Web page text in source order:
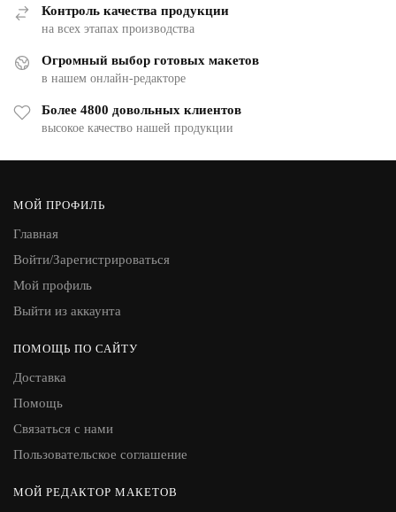
Контроль качества продукции
на всех этапах производства
Огромный выбор готовых макетов
в нашем онлайн-редакторе
Более 4800 довольных клиентов
высокое качество нашей продукции
МОЙ ПРОФИЛЬ
Главная
Войти/Зарегистрироваться
Мой профиль
Выйти из аккаунта
ПОМОЩЬ ПО САЙТУ
Доставка
Помощь
Связаться с нами
Пользовательское соглашение
МОЙ РЕДАКТОР МАКЕТОВ